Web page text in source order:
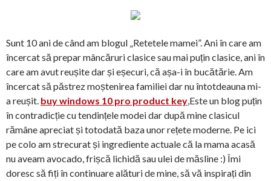
Sunt 10 ani de când am blogul „Retetele mamei”. Ani în care am
încercat să prepar mâncăruri clasice sau mai puțin clasice, ani în
care am avut reușite dar și eșecuri, că așa-i în bucătărie. Am
încercat să păstrez moștenirea familiei dar nu întotdeauna mi-
a reușit. buy windows 10 pro product key,Este un blog puțin
în contradicție cu tendințele modei dar după mine clasicul
rămâne apreciat și totodată baza unor rețete moderne. Pe ici
pe colo am strecurat și ingrediente actuale că la mama acasă
nu aveam avocado, frișcă lichidă sau ulei de măsline :) Îmi
doresc să fiți în continuare alături de mine, să vă inspirați din